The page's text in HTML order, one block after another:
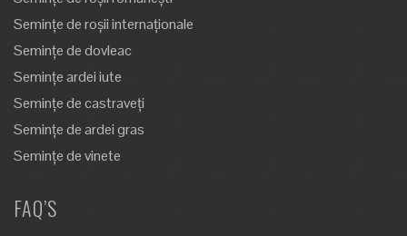
Semințe de roșii internaționale
Semințe de dovleac
Semințe ardei iute
Semințe de castraveți
Semințe de ardei gras
Semințe de vinete
FAQ’S